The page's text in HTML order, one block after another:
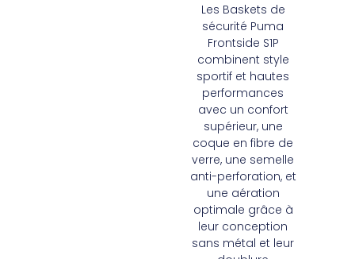
Les Baskets de
sécurité Puma
Frontside S1P
combinent style
sportif et hautes
performances
avec un confort
supérieur, une
coque en fibre de
verre, une semelle
anti-perforation, et
une aération
optimale grâce à
leur conception
sans métal et leur